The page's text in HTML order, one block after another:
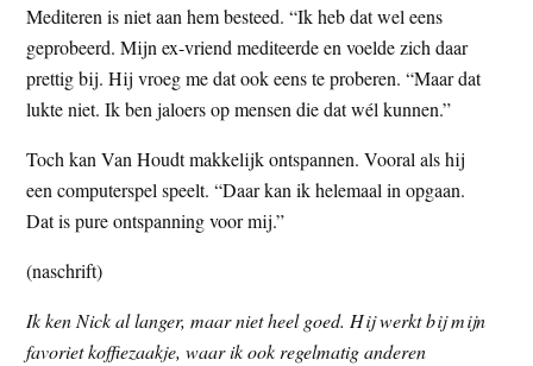
Mediteren is niet aan hem besteed. “Ik heb dat wel eens
geprobeerd. Mijn ex-vriend mediteerde en voelde zich daar
prettig bij. Hij vroeg me dat ook eens te proberen. “Maar dat
lukte niet. Ik ben jaloers op mensen die dat wél kunnen.”
Toch kan Van Houdt makkelijk ontspannen. Vooral als hij
een computerspel speelt. “Daar kan ik helemaal in opgaan.
Dat is pure ontspanning voor mij.”
(naschrift)
Ik ken Nick al langer, maar niet heel goed. Hij werkt bij mijn
favoriet koffiezaakje, waar ik ook regelmatig anderen